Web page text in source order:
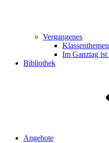
Vergangenes
Im Ganztag
Bibliothek
Angebote